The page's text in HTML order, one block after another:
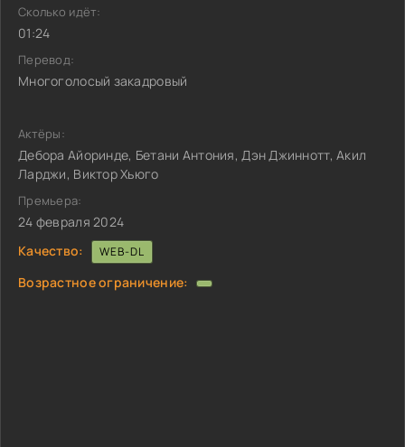
Сколько идёт:
01:24
Перевод:
Многоголосый закадровый
Актёры:
Дебора Айоринде, Бетани Антония, Дэн Джиннотт, Акил
Ларджи, Виктор Хьюго
Премьера:
24 февраля 2024
Качество:
WEB-DL
Возрастное ограничение: